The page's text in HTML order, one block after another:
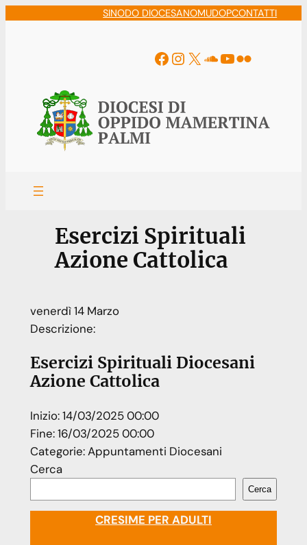
SINODO DIOCESANOMUDOPCONTATTI
Facebook
Instagram
X Soundcloud
YouTube
Flickr
Esercizi Spirituali
Azione Cattolica
venerdì14 Marzo
Descrizione:
Esercizi Spirituali Diocesani
Azione Cattolica
Inizio:14/03/2025 00:00
Fine:16/03/2025 00:00
Categorie:Appuntamenti Diocesani
Cerca
Cerca
CRESIME PER ADULTI